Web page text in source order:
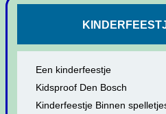
Een kinderfeestje
Kidsproof Den Bosch
Kinderfeestje Binnen